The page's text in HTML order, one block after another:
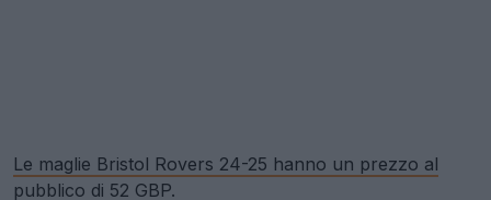
Le maglie Bristol Rovers 24-25 hanno un prezzo al
pubblico di 52 GBP.